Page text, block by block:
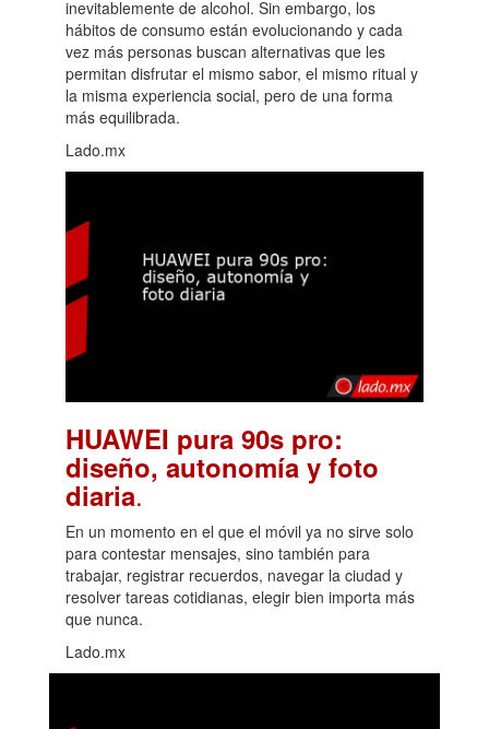
inevitablemente de alcohol. Sin embargo, los
hábitos de consumo están evolucionando y cada
vez más personas buscan alternativas que les
permitan disfrutar el mismo sabor, el mismo ritual y
la misma experiencia social, pero de una forma
más equilibrada.
Lado.mx
HUAWEI pura 90s pro:
diseño, autonomía y foto
diaria.
En un momento en el que el móvil ya no sirve solo
para contestar mensajes, sino también para
trabajar, registrar recuerdos, navegar la ciudad y
resolver tareas cotidianas, elegir bien importa más
que nunca.
Lado.mx